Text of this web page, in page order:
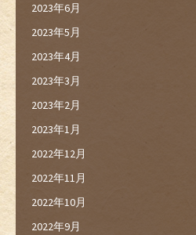
2023年6月
2023年5月
2023年4月
2023年3月
2023年2月
2023年1月
2022年12月
2022年11月
2022年10月
2022年9月